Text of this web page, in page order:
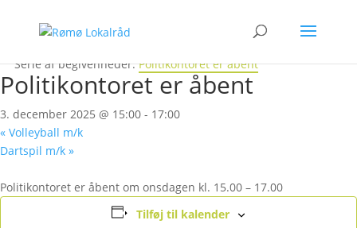
« Alle Begivenheder
Serie af begivenheder:Politikontoret er åbent
Politikontoret er åbent
3. december 2025 @ 15:00 - 17:00
« Volleyball m/k
Dartspil m/k »
Politikontoret er åbent om onsdagen kl. 15.00 – 17.00
Tilføj til kalender